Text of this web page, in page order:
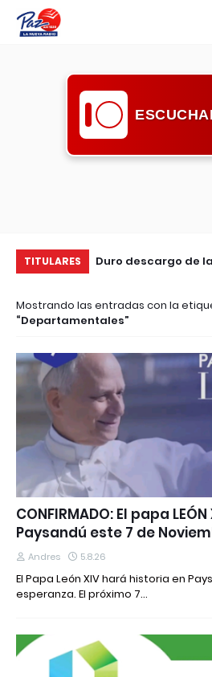
TITULARES
vial desde la
Duro descargo de
comunidad ante la
Mostrando las entradas con la
Departamentales
CONFIRMADO: El papa
Paysandú este 7 de
Andres 5.8.26
El Papa León XIV hará historia en
esperanza. El próximo 7…